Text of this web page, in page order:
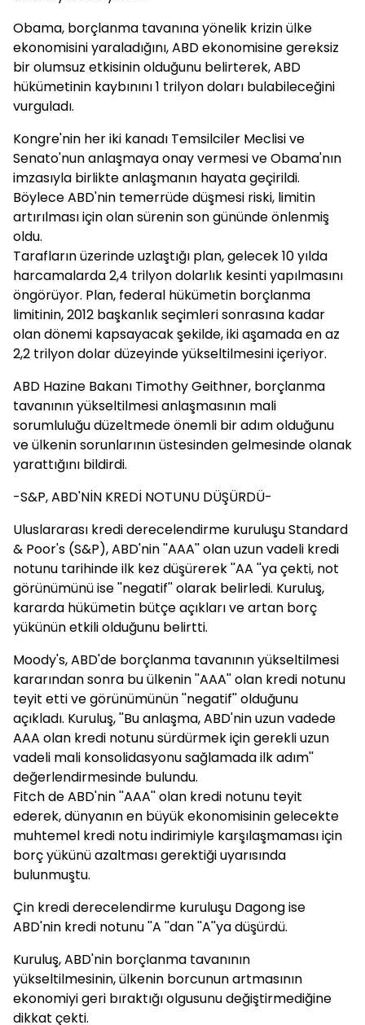
Obama, borçlanma tavanına yönelik krizin ülke
ekonomisini yaraladığını, ABD ekonomisine gereksiz
bir olumsuz etkisinin olduğunu belirterek, ABD
hükümetinin kaybınını 1 trilyon doları bulabileceğini
vurguladı.
Kongre'nin her iki kanadı Temsilciler Meclisi ve
Senato'nun anlaşmaya onay vermesi ve Obama'nın
imzasıyla birlikte anlaşmanın hayata geçirildi.
Böylece ABD'nin temerrüde düşmesi riski, limitin
artırılması için olan sürenin son gününde önlenmiş
oldu.
Tarafların üzerinde uzlaştığı plan, gelecek 10 yılda
harcamalarda 2,4 trilyon dolarlık kesinti yapılmasını
öngörüyor. Plan, federal hükümetin borçlanma
limitinin, 2012 başkanlık seçimleri sonrasına kadar
olan dönemi kapsayacak şekilde, iki aşamada en az
2,2 trilyon dolar düzeyinde yükseltilmesini içeriyor.
ABD Hazine Bakanı Timothy Geithner, borçlanma
tavanının yükseltilmesi anlaşmasının mali
sorumluluğu düzeltmede önemli bir adım olduğunu
ve ülkenin sorunlarının üstesinden gelmesinde olanak
yarattığını bildirdi.
-S&P, ABD'NİN KREDİ NOTUNU DÜŞÜRDÜ-
Uluslararası kredi derecelendirme kuruluşu Standard
& Poor's (S&P), ABD'nin ''AAA'' olan uzun vadeli kredi
notunu tarihinde ilk kez düşürerek ''AA ''ya çekti, not
görünümünü ise ''negatif'' olarak belirledi. Kuruluş,
kararda hükümetin bütçe açıkları ve artan borç
yükünün etkili olduğunu belirtti.
Moody's, ABD'de borçlanma tavanının yükseltilmesi
kararından sonra bu ülkenin ''AAA'' olan kredi notunu
teyit etti ve görünümünün ''negatif'' olduğunu
açıkladı. Kuruluş, ''Bu anlaşma, ABD'nin uzun vadede
AAA olan kredi notunu sürdürmek için gerekli uzun
vadeli mali konsolidasyonu sağlamada ilk adım''
değerlendirmesinde bulundu.
Fitch de ABD'nin ''AAA'' olan kredi notunu teyit
ederek, dünyanın en büyük ekonomisinin gelecekte
muhtemel kredi notu indirimiyle karşılaşmaması için
borç yükünü azaltması gerektiği uyarısında
bulunmuştu.
Çin kredi derecelendirme kuruluşu Dagong ise
ABD'nin kredi notunu ''A ''dan ''A''ya düşürdü.
Kuruluş, ABD'nin borçlanma tavanının
yükseltilmesinin, ülkenin borcunun artmasının
ekonomiyi geri bıraktığı olgusunu değiştirmediğine
dikkat çekti.